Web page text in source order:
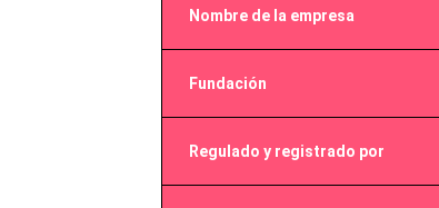
Nombre de la empresa
Fundación
Regulado y registrado por